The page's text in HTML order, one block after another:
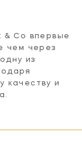
& Co впервые
чем через
из
качеству и